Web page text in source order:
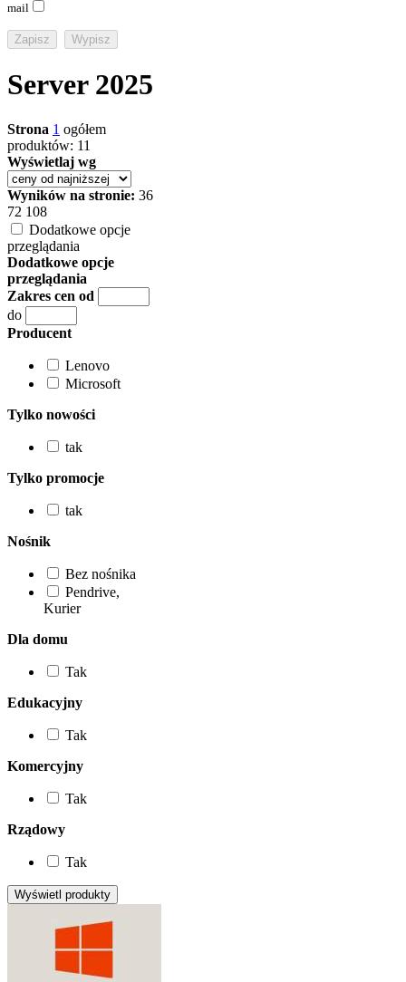
mail
Server 2025
Strona 1 ogółem
produktów: 11
Wyświetlaj wg
Wyników na stronie: 36
72 108
Dodatkowe opcje
przeglądania
Dodatkowe opcje
przeglądania
Zakres cen od
do
Producent
Lenovo
Microsoft
Tylko nowości
tak
Tylko promocje
tak
Nośnik
Bez nośnika
Pendrive,
Kurier
Dla domu
Tak
Edukacyjny
Tak
Komercyjny
Tak
Rządowy
Tak